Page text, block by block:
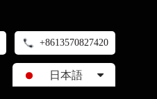
+8613570827420
日本語